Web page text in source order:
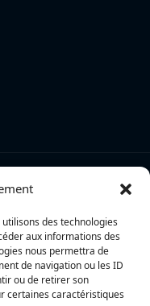
des technologies
aux informations des
nous permettra de
de navigation ou les ID
ou de retirer son
certaines caractéristiques
percutées par une
absolue
la police nationale,